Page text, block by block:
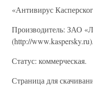
«Антивирус
Производитель: ЗАО
(http://www.kaspersky.ru).
Статус: коммерческая.
Страница для